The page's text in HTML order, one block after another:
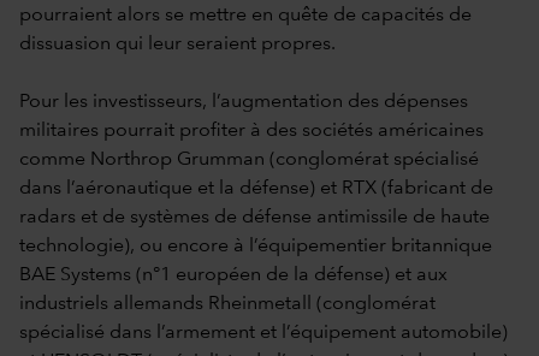
pourraient alors se mettre en quête de capacités de
dissuasion qui leur seraient propres.
Pour les investisseurs, l’augmentation des dépenses
militaires pourrait profiter à des sociétés américaines
comme Northrop Grumman (conglomérat spécialisé
dans l’aéronautique et la défense) et RTX (fabricant de
radars et de systèmes de défense antimissile de haute
technologie), ou encore à l’équipementier britannique
BAE Systems (n°1 européen de la défense) et aux
industriels allemands Rheinmetall (conglomérat
spécialisé dans l’armement et l’équipement automobile)